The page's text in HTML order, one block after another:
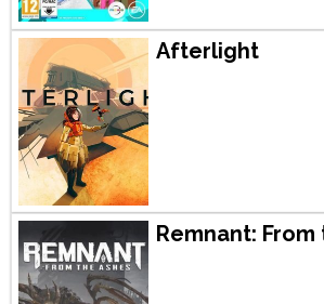
Afterlight
Remnant: From